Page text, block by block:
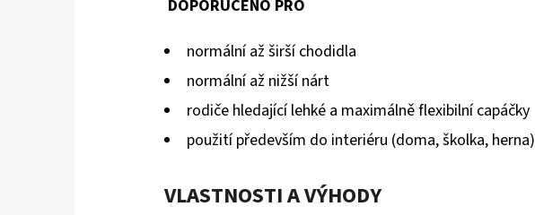
hodnocení
DOPORUČENO PRO
normální až širší chodidla
normální až nižší nárt
rodiče hledající lehké a maximálně flexibilní capáčky
použití především do interiéru (doma, školka, herna)
VLASTNOSTI A VÝHODY